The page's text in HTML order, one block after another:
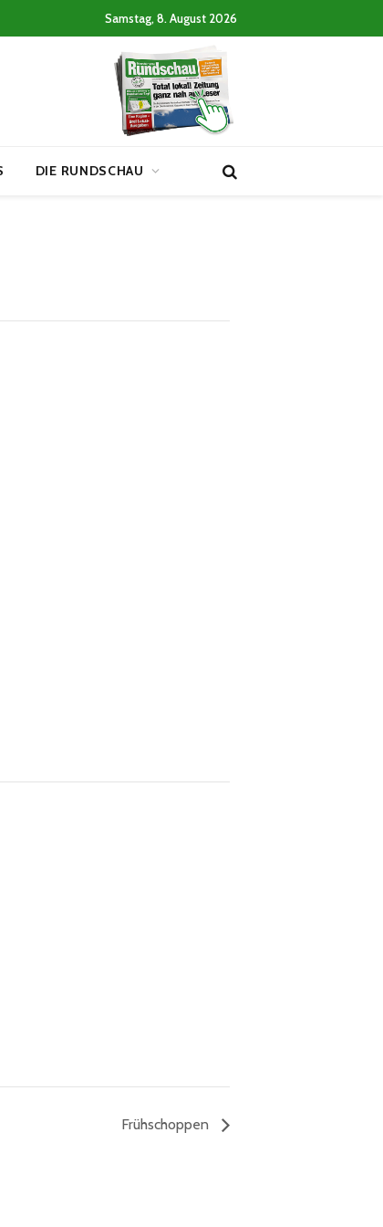
Samstag, 8. August 2026
DIE RUNDSCHAU
Frühschoppen